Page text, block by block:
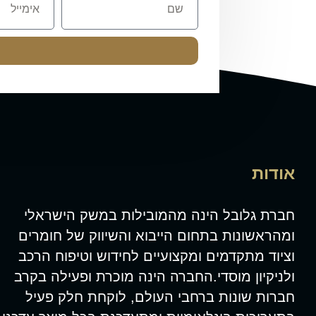
אודות
חברת גלובל הינה מהמובילות במשק הישראלי
ומהראשונות בתחום הייבוא והשיווק של חומרים
וציוד מתקדמים ומקצועיים לחידוש וטיפוח הרכב
ולניקיון מוסדי.החברה הינה מוכרת ופעילה בקרב
חברות שונות ברחבי העולם, לוקחת חלק פעיל